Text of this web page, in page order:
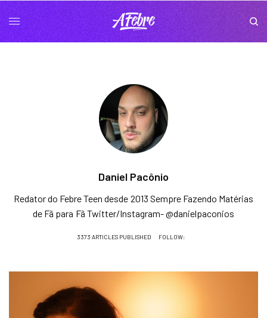
Daniel Pacônio
Redator do Febre Teen desde 2013 Sempre Fazendo Matérias
de Fã para Fã Twitter/Instagram- @danielpaconios
3373 ARTICLES PUBLISHED FOLLOW: